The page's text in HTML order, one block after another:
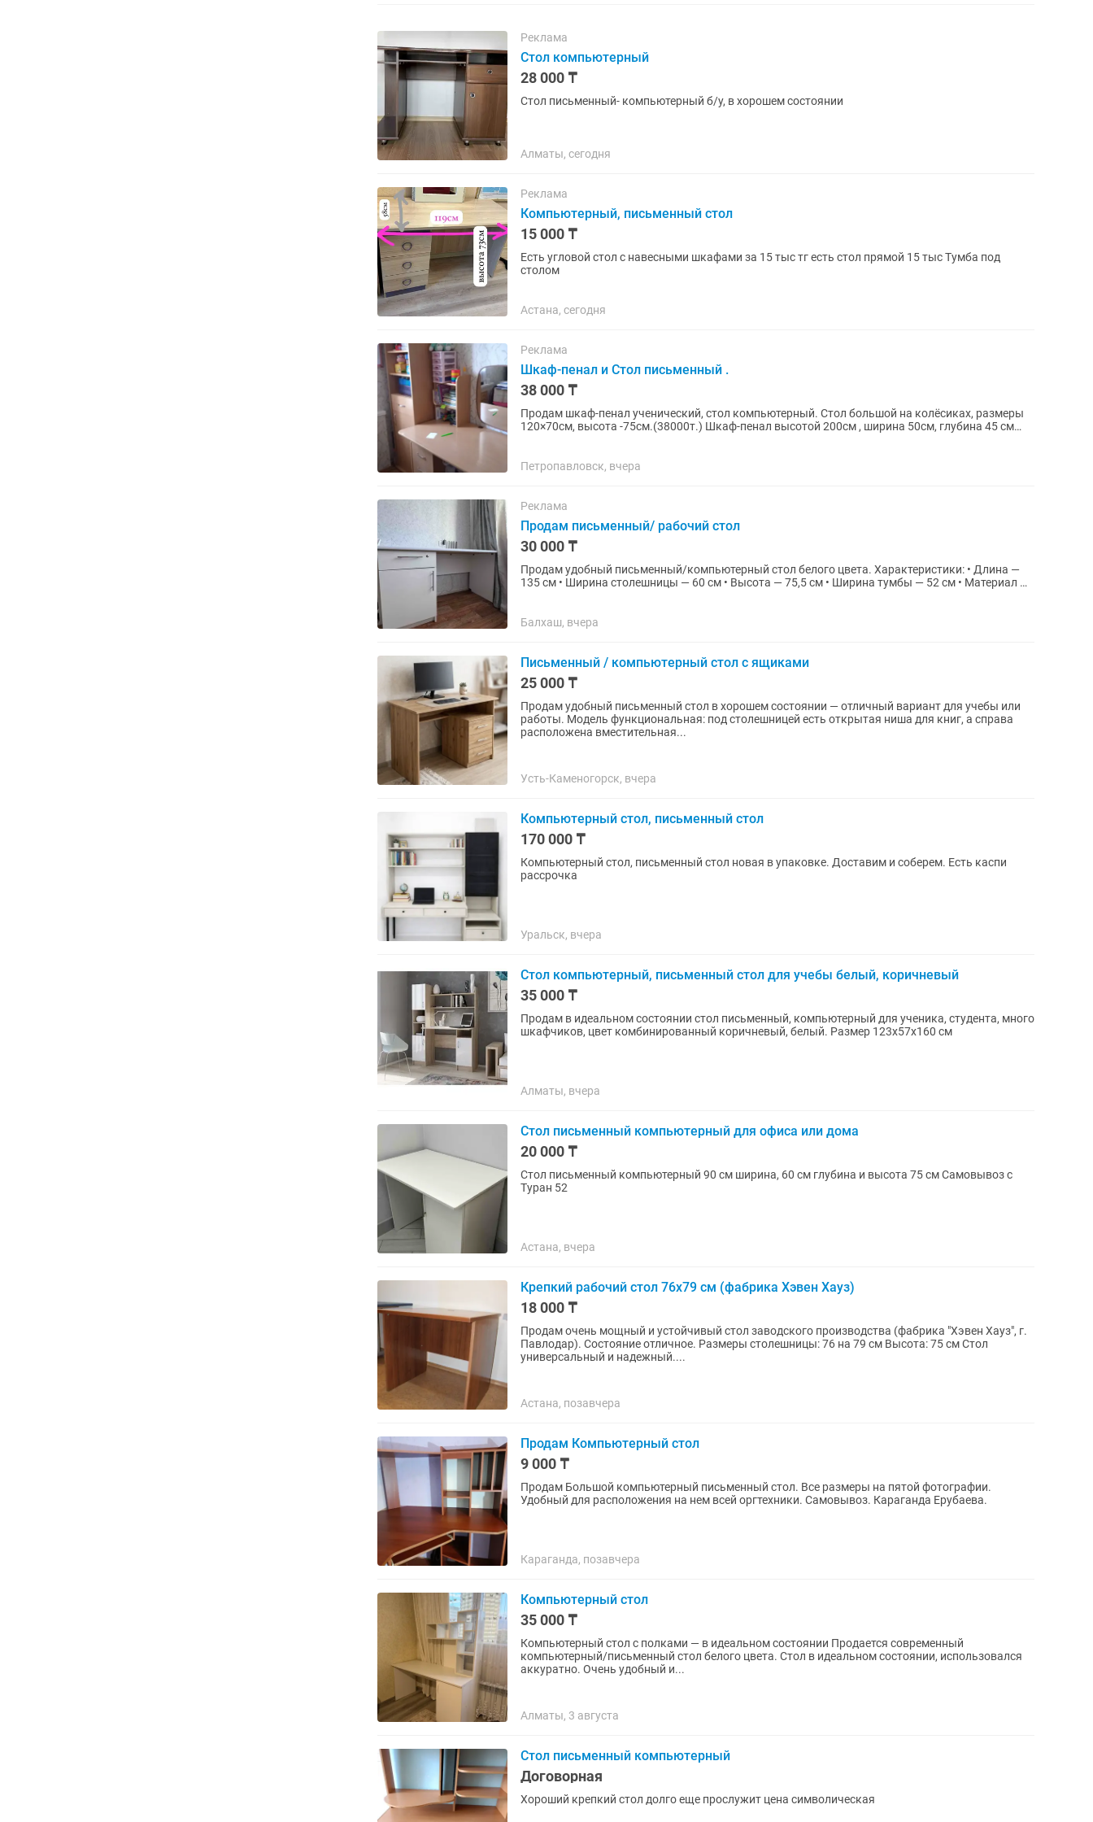
Реклама
Стол компьютерный
28 000 ₸
Стол письменный- компьютерный б/у, в хорошем состоянии
Алматы, сегодня
Реклама
Компьютерный, письменный стол
15 000 ₸
Есть угловой стол с навесными шкафами за 15 тыс тг есть стол прямой 15 тыс Тумба под
столом
Астана, сегодня
Реклама
Шкаф-пенал и Стол письменный .
38 000 ₸
Продам шкаф-пенал ученический, стол компьютерный. Стол большой на колёсиках, размеры
120×70см, высота -75см.(38000т.) Шкаф-пенал высотой 200см , ширина 50см, глубина 45 см
Петропавловск, вчера
Реклама
Продам письменный/ рабочий стол
30 000 ₸
Продам удобный письменный/компьютерный стол белого цвета. Характеристики: • Длина —
135 см • Ширина столешницы — 60 см • Высота — 75,5 см • Ширина тумбы — 52 см • Материал —
Балхаш, вчера
Письменный / компьютерный стол с ящиками
25 000 ₸
Продам удобный письменный стол в хорошем состоянии — отличный вариант для учебы или
работы. Модель функциональная: под столешницей есть открытая ниша для книг, а справа
расположена вместительная...
Усть-Каменогорск, вчера
Компьютерный стол, письменный стол
170 000 ₸
Компьютерный стол, письменный стол новая в упаковке. Доставим и соберем. Есть каспи
рассрочка
Уральск, вчера
Стол компьютерный, письменный стол для учебы белый, коричневый
35 000 ₸
Продам в идеальном состоянии стол письменный, компьютерный для ученика, студента, много
шкафчиков, цвет комбинированный коричневый, белый. Размер 123х57x160 см
Алматы, вчера
Стол письменный компьютерный для офиса или дома
20 000 ₸
Стол письменный компьютерный 90 см ширина, 60 см глубина и высота 75 см Самовывоз с
Туран 52
Астана, вчера
Крепкий рабочий стол 76х79 см (фабрика Хэвен Хауз)
18 000 ₸
Продам очень мощный и устойчивый стол заводского производства (фабрика "Хэвен Хауз", г.
Павлодар). Состояние отличное. Размеры столешницы: 76 на 79 см Высота: 75 см Стол
универсальный и надежный....
Астана, позавчера
Продам Компьютерный стол
9 000 ₸
Продам Большой компьютерный письменный стол. Все размеры на пятой фотографии.
Удобный для расположения на нем всей оргтехники. Самовывоз. Караганда Ерубаева.
Караганда, позавчера
Компьютерный стол
35 000 ₸
Компьютерный стол с полками — в идеальном состоянии Продается современный
компьютерный/письменный стол белого цвета. Стол в идеальном состоянии, использовался
аккуратно. Очень удобный и...
Алматы, 3 августа
Стол письменный компьютерный
Договорная
Хороший крепкий стол долго еще прослужит цена символическая